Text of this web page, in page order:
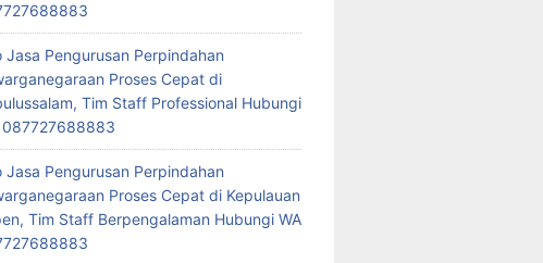
Jasa Pengurusan Perpindahan
Proses Cepat di
Tim Staff Professional Hubungi
087727688883
Jasa Pengurusan Perpindahan
Proses Cepat di Kepulauan
Tim Staff Berpengalaman Hubungi WA